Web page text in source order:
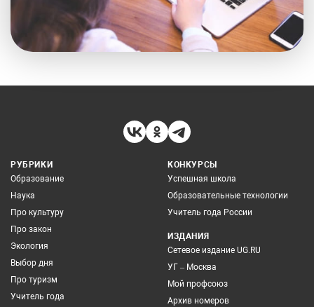
РУБРИКИ
Образование
Наука
Про культуру
Про закон
Экология
Выбор дня
Про туризм
Учитель года
КОНКУРСЫ
Успешная школа
Образовательные технологии
Учитель года России
ИЗДАНИЯ
Сетевое издание UG.RU
УГ – Москва
Мой профсоюз
Архив номеров